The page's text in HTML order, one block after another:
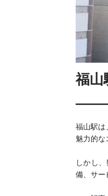
福山
福山駅は
魅力的な
しかし
備、サー